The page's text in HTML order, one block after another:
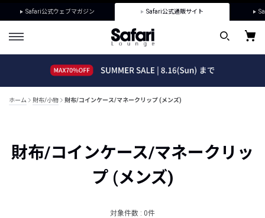
Safari公式ウェブマガジン Safari公式通販サイト
ホーム 財布/小物 財布/コインケース/マネークリップ (メンズ)
財布/コインケース/マネークリッ
プ (メンズ)
対象件数 : 0件